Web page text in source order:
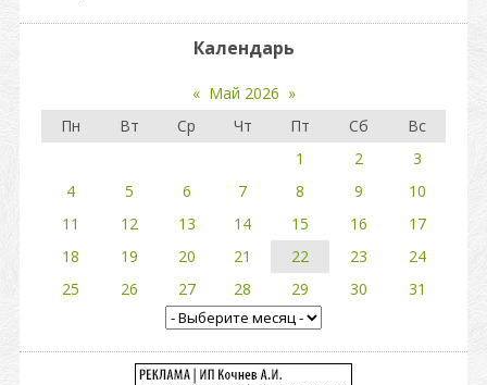
Календарь
« Май 2026 »
Пн
Вт Ср Чт Пт Сб
Вс
1
2
3
4
5 6 7 8 9
10
11
12 13 14 15 16
17
18
19 20 21 22 23
24
25
26 27 28 29 30 31